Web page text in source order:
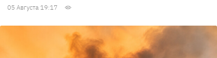
05 Августа 19:17